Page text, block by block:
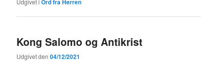
Ord fra Herren
Kong Salomo og Antikrist
Udgivet den04/12/2021